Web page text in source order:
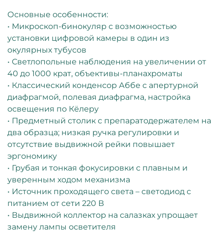
Основные особенности:
• Микроскоп-бинокуляр с возможностью
установки цифровой камеры в один из
окулярных тубусов
• Светлопольные наблюдения на увеличении от
40 до 1000 крат, объективы-планахроматы
• Классический конденсор Аббе с апертурной
диафрагмой, полевая диафрагма, настройка
освещения по Кёлеру
• Предметный столик с препаратодержателем на
два образца; низкая ручка регулировки и
отсутствие выдвижной рейки повышает
эргономику
• Грубая и тонкая фокусировки с плавным и
уверенным ходом механизма
• Источник проходящего света – светодиод с
питанием от сети 220 В
• Выдвижной коллектор на салазках упрощает
замену лампы осветителя